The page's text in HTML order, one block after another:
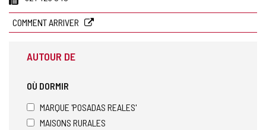
COMMENT ARRIVER
AUTOUR DE
OÙ DORMIR
MARQUE 'POSADAS REALES'
MAISONS RURALES